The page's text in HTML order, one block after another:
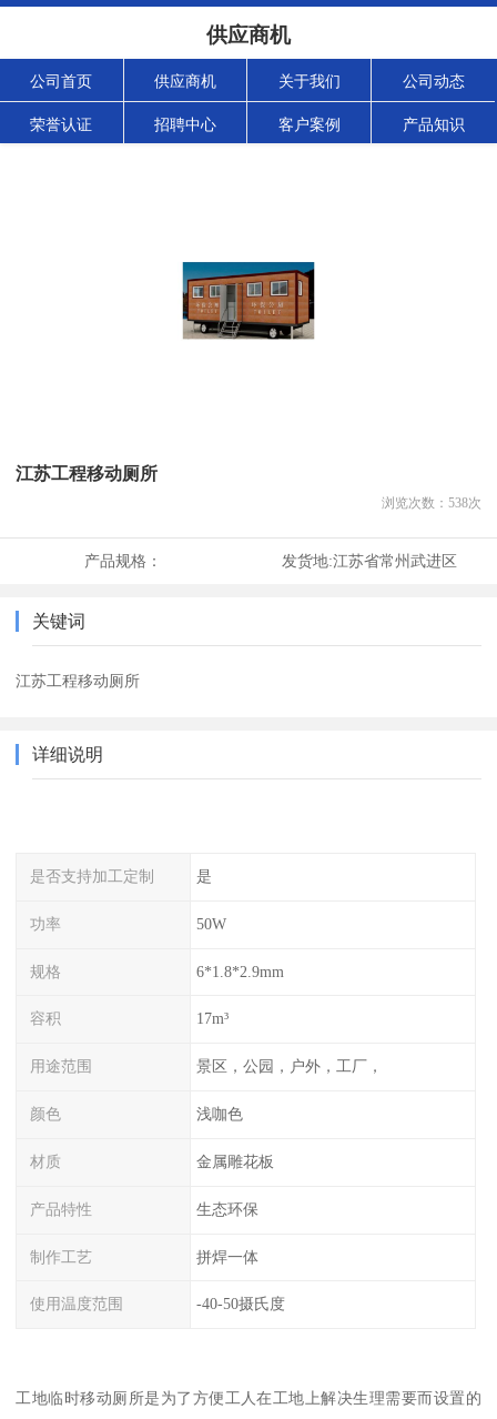
供应商机
公司首页 供应商机 关于我们 公司动态
荣誉认证 招聘中心 客户案例 产品知识
江苏工程移动厕所
浏览次数： 538次
产品规格： 发货地:江苏省常州武进区
关键词
江苏工程移动厕所
详细说明
是否支持加工定制 是
功率 50W
规格 6*1.8*2.9mm
容积 17m³
用途范围 景区，公园，户外，工厂，
颜色 浅咖色
材质 金属雕花板
产品特性 生态环保
制作工艺 拼焊一体
使用温度范围 -40-50摄氏度
工地临时移动厕所是为了方便工人在工地上解决生理需要而设置的